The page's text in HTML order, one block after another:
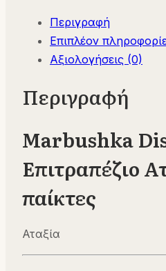
παίκτες
ποσότητα
Περιγραφή
Επιπλέον
Αξιολογήσεις (0)
Περιγραφή
Marbushka
Επιτραπέζιο
παίκτες
Αταξία